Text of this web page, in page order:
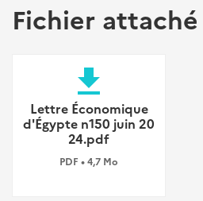
Fichier attaché
file_download
Lettre Économique
d'Égypte n150 juin 20
24.pdf
PDF • 4,7 Mo